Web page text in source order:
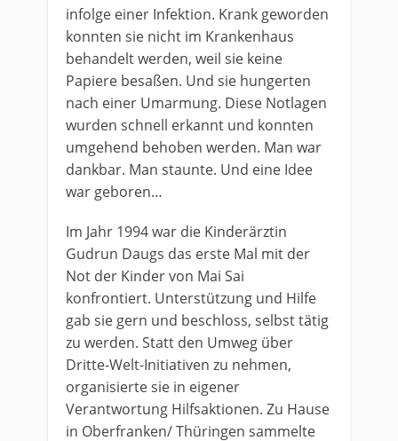
infolge einer Infektion. Krank geworden
konnten sie nicht im Krankenhaus
behandelt werden, weil sie keine
Papiere besaßen. Und sie hungerten
nach einer Umarmung. Diese Notlagen
wurden schnell erkannt und konnten
umgehend behoben werden. Man war
dankbar. Man staunte. Und eine Idee
war geboren…
Im Jahr 1994 war die Kinderärztin
Gudrun Daugs das erste Mal mit der
Not der Kinder von Mai Sai
konfrontiert. Unterstützung und Hilfe
gab sie gern und beschloss, selbst tätig
zu werden. Statt den Umweg über
Dritte-Welt-Initiativen zu nehmen,
organisierte sie in eigener
Verantwortung Hilfsaktionen. Zu Hause
in Oberfranken/ Thüringen sammelte